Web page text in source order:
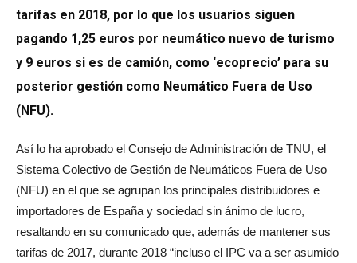
tarifas en 2018, por lo que los usuarios siguen
pagando 1,25 euros por neumático nuevo de turismo
y 9 euros si es de camión, como ‘ecoprecio’ para su
posterior gestión como Neumático Fuera de Uso
(NFU).
Así lo ha aprobado el Consejo de Administración de TNU, el
Sistema Colectivo de Gestión de Neumáticos Fuera de Uso
(NFU) en el que se agrupan los principales distribuidores e
importadores de España y sociedad sin ánimo de lucro,
resaltando en su comunicado que, además de mantener sus
tarifas de 2017, durante 2018 “incluso el IPC va a ser asumido